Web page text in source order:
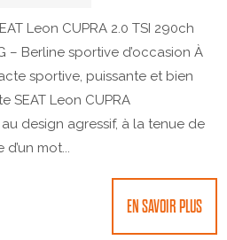
Leon CUPRA 2.0 TSI 290ch
– Berline sportive d’occasion À
sportive, puissante et bien
SEAT Leon CUPRA
design agressif, à la tenue de
mot...
EN SAVOIR PLUS